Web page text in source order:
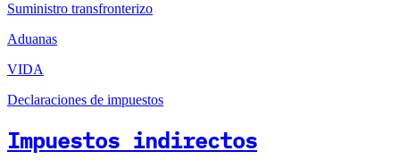
Suministro transfronterizo
Aduanas
VIDA
Declaraciones de impuestos
Impuestos indirectos